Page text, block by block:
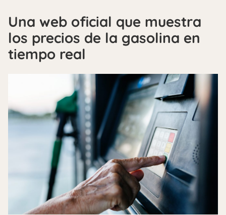
Una web oficial que muestra
los precios de la gasolina en
tiempo real